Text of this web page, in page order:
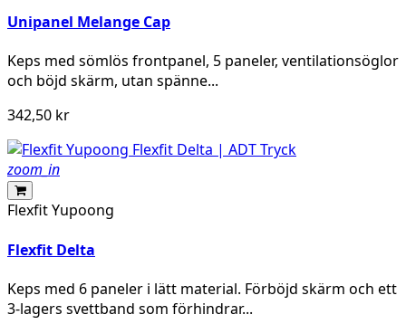
Unipanel Melange Cap
Keps med sömlös frontpanel, 5 paneler, ventilationsöglor
och böjd skärm, utan spänne...
342,50 kr
zoom_in
Flexfit Yupoong
Flexfit Delta
Keps med 6 paneler i lätt material. Förböjd skärm och ett
3-lagers svettband som förhindrar...